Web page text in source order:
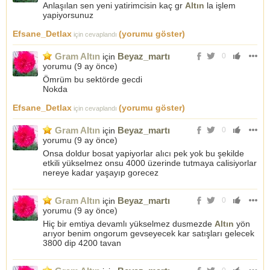
Anlaşılan sen yeni yatirimcisin kaç gr Altın la işlem
yapiyorsunuz
Efsane_Detlax için cevaplandı (yorumu göster)
0
Gram Altın için Beyaz_martı
yorumu (9 ay önce)
Ömrüm bu sektörde gecdi
Nokda
Efsane_Detlax için cevaplandı (yorumu göster)
0
Gram Altın için Beyaz_martı
yorumu (9 ay önce)
Onsa doldur bosat yapiyorlar alıcı pek yok bu şekilde
etkili yükselmez onsu 4000 üzerinde tutmaya calisiyorlar
nereye kadar yaşayıp gorecez
0
Gram Altın için Beyaz_martı
yorumu (9 ay önce)
Hiç bir emtiya devamlı yükselmez dusmezde Altın yön
arıyor benim ongorum gevseyecek kar satışları gelecek
3800 dip 4200 tavan